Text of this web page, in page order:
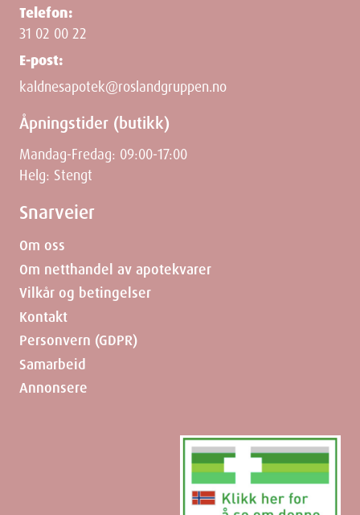
Telefon:
31 02 00 22
E-post:
kaldnesapotek@roslandgruppen.no
Åpningstider (butikk)
Mandag-Fredag: 09:00-17:00
Helg: Stengt
Snarveier
Om oss
Om netthandel av apotekvarer
Vilkår og betingelser
Kontakt
Personvern (GDPR)
Samarbeid
Annonsere